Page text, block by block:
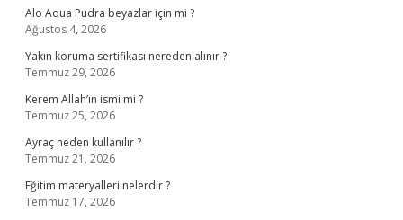
Alo Aqua Pudra beyazlar için mi ?
Ağustos 4, 2026
Yakın koruma sertifikası nereden alınır ?
Temmuz 29, 2026
Kerem Allah’ın ismi mi ?
Temmuz 25, 2026
Ayraç neden kullanılır ?
Temmuz 21, 2026
Eğitim materyalleri nelerdir ?
Temmuz 17, 2026